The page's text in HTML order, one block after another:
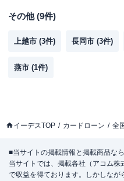
その他(9件)
上越市 (3件) 長岡市 (3件)
燕市 (1件)
イーデスTOP カードローン 全
■当サイトの掲載情報と掲載商品な
当サイトでは、掲載各社（アコム
で収益を得ております。しかしな